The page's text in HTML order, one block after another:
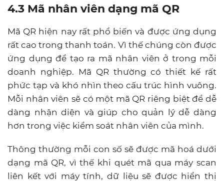
4.3 Mã nhân viên dạng mã QR
Mã QR hiện nay rất phổ biến và được ứng dụng
rất cao trong thanh toán. Vì thế chúng còn được
ứng dụng để tạo ra mã nhân viên ở trong mỗi
doanh nghiệp. Mã QR thường có thiết kế rất
phức tạp và khó nhìn theo cấu trúc hình vuông.
Mỗi nhân viên sẽ có một mã QR riêng biệt để dễ
dàng nhận diện và giúp cho quản lý dễ dàng
hơn trong việc kiểm soát nhân viên của mình.
Thông thường mỗi con số sẽ được mã hoá dưới
dạng mã QR, vì thế khi quét mã qua máy scan
liên kết với máy tính, dữ liệu sẽ được hiển thị